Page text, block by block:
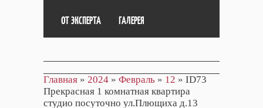
ОТ ЭКСПЕРТА ГАЛЕРЕЯ
Главная » 2024 » Февраль » 12 » ID73
Прекрасная 1 комнатная квартира
студио посуточно ул.Плющиха д.13